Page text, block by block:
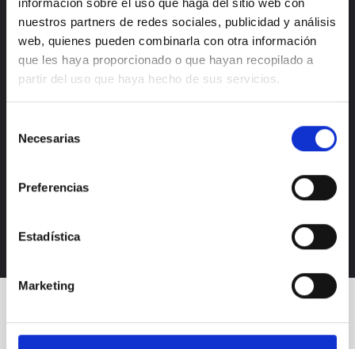
información sobre el uso que haga del sitio web con
nuestros partners de redes sociales, publicidad y análisis
web, quienes pueden combinarla con otra información
que les haya proporcionado o que hayan recopilado a
partir del uso que haya hecho de sus servicios.
Necesarias
Preferencias
Estadística
Marketing
Acepto lapolítica de privacidad